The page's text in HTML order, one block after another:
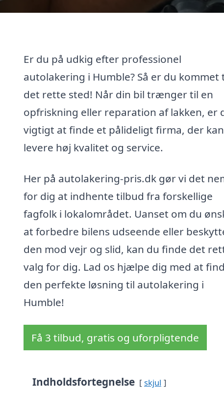
Er du på udkig efter professionel
autolakering i Humble? Så er du kommet
det rette sted! Når din bil trænger til en
opfriskning eller reparation af lakken, er
vigtigt at finde et pålideligt firma, der kan
levere høj kvalitet og service.
Her på autolakering-pris.dk gør vi det
for dig at indhente tilbud fra forskellige
fagfolk i lokalområdet. Uanset om du
at forbedre bilens udseende eller
den mod vejr og slid, kan du finde det
valg for dig. Lad os hjælpe dig med at
den perfekte løsning til autolakering i
Humble!
Få 3 tilbud, gratis og uforpligtende
Indholdsfortegnelse skjul